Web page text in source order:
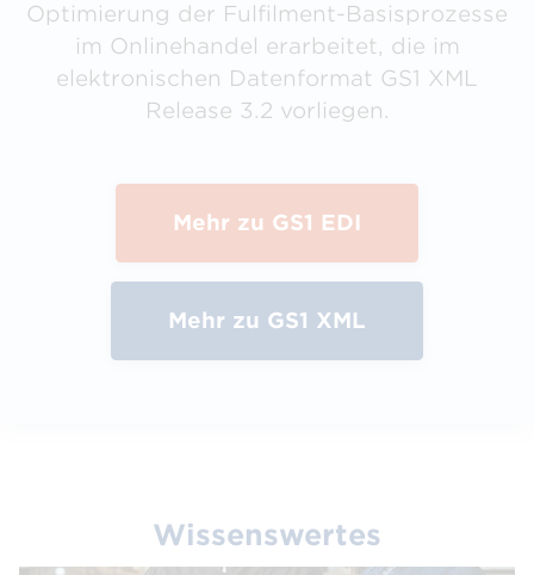
Optimierung der Fulfilment-Basisprozesse
im Onlinehandel erarbeitet, die im
elektronischen Datenformat GS1 XML
Release 3.2 vorliegen.
Mehr zu GS1 EDI
Mehr zu GS1 XML
Wissenswertes